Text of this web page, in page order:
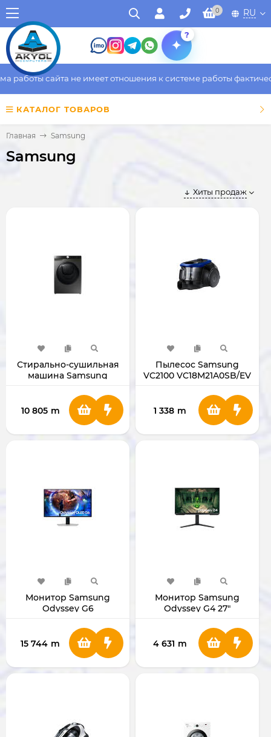
0 RU
?
сайта не имеет отношения к системе работы
КАТАЛОГ ТОВАРОВ
Главная Samsung
Samsung
Хиты продаж
Стирально-сушильная
машина Samsung
WD80T554CBX/LD
10 805 m
Пылесос Samsung
VC2100 VC18M21A0SB/EV
1 338 m
Монитор Samsung
Odyssey G6
15 744 m
Монитор Samsung
Odyssey G4 27"
4 631 m